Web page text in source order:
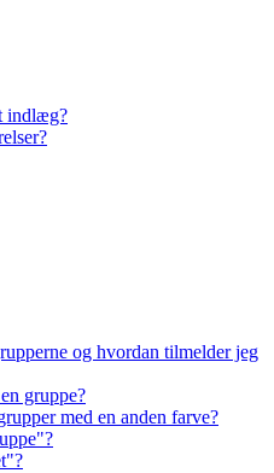
indlæg?
og hvordan tilmelder jeg
gruppe?
med en anden farve?